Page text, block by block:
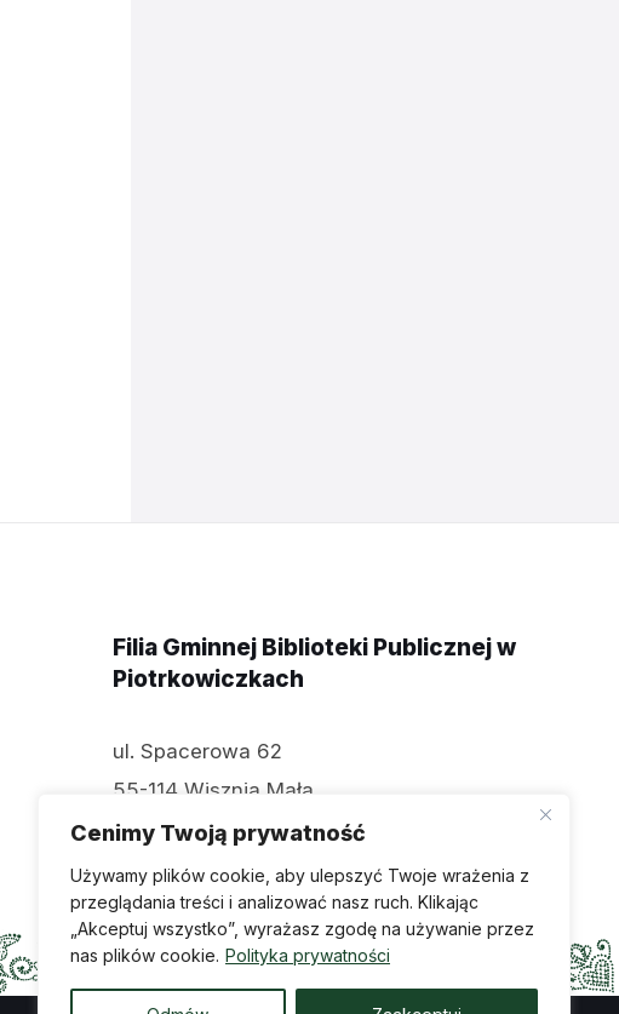
Cenimy Twoją prywatność
Używamy plików cookie, aby ulepszyć Twoje wrażenia z
przeglądania treści i analizować nasz ruch. Klikając
„Akceptuj wszystko”, wyrażasz zgodę na używanie przez
nas plików cookie. Polityka prywatności
Filia Gminnej Biblioteki Publicznej w
Piotrkowiczkach
ul. Spacerowa 62
55-114 Wisznia Mała
tel: 071 312 70 74